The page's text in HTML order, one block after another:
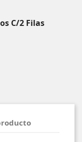
C/2 Filas